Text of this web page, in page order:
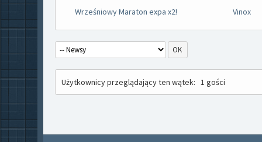
Wrześniowy Maraton expa x2! Vinox
Użytkownicy przeglądający ten wątek:1 gości